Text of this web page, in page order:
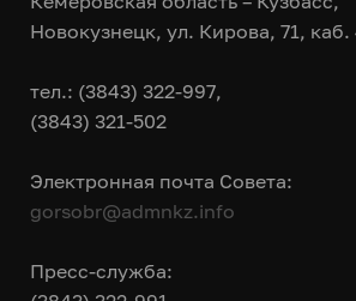
Новокузнецк, ул. Кирова, 71, каб.
тел.: (3843) 322-997,
(3843) 321-502
Электронная почта Совета:
gorsobr@admnkz.info
Пресс-служба: